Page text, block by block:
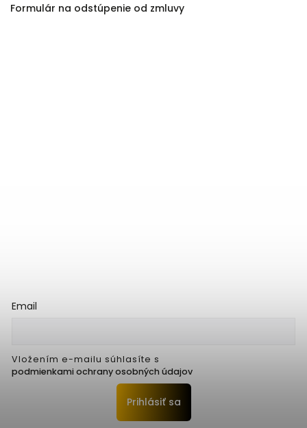
Formulár na odstúpenie od zmluvy
Email
Vložením e-mailu súhlasíte s
podmienkami ochrany osobných údajov
Prihlásiť sa